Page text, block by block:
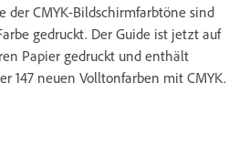
der CMYK-Bildschirmfarbtöne sind
gedruckt. Der Guide ist jetzt auf
Papier gedruckt und enthält
147 neuen Volltonfarben mit CMYK.